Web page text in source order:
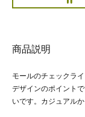
商品説明
モールのチェックラ
デザインのポイント
いです。カジュアル